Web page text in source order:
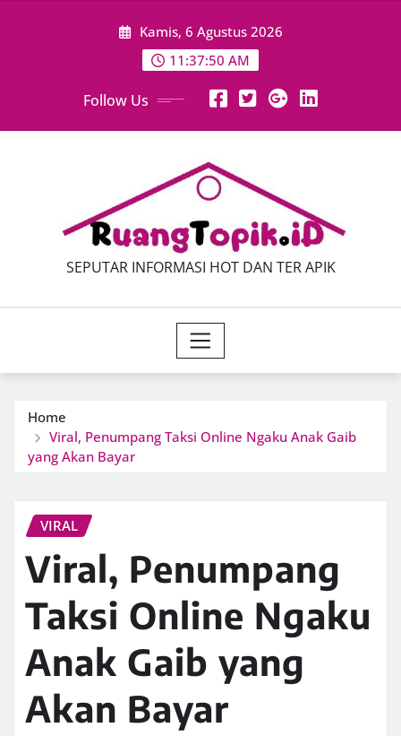
Kamis, 6 Agustus 2026
11:37:52 AM
Follow Us
SEPUTAR INFORMASI HOT DAN TER APIK
Home
Viral, Penumpang Taksi Online Ngaku Anak Gaib
yang Akan Bayar
VIRAL
Viral, Penumpang
Taksi Online Ngaku
Anak Gaib yang
Akan Bayar